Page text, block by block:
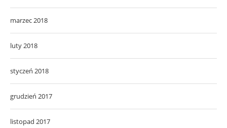
marzec 2018
luty 2018
styczeń 2018
grudzień 2017
listopad 2017